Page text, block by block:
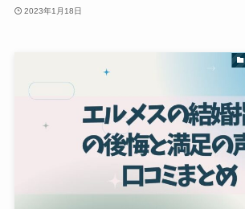
2023年1月18日